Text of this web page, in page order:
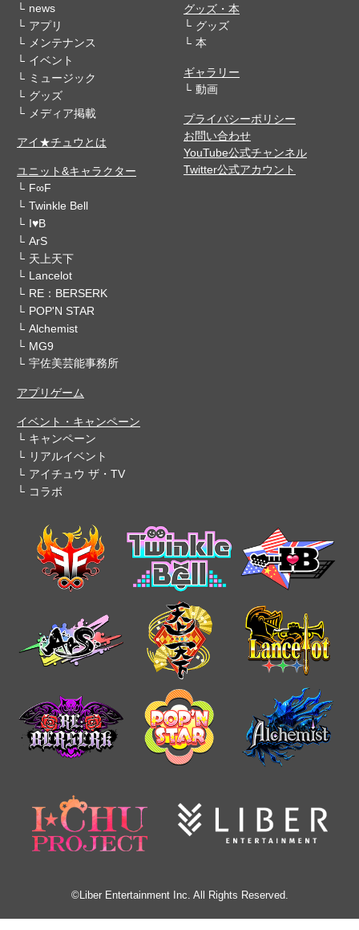
news
アプリ
メンテナンス
イベント
ミュージック
グッズ
メディア掲載
アイ★チュウとは
ユニット&キャラクター
F∞F
Twinkle Bell
I♥B
ArS
天上天下
Lancelot
RE：BERSERK
POP'N STAR
Alchemist
MG9
宇佐美芸能事務所
アプリゲーム
イベント・キャンペーン
キャンペーン
リアルイベント
アイチュウ ザ・TV
コラボ
グッズ・本
グッズ
本
ギャラリー
動画
プライバシーポリシー
お問い合わせ
YouTube公式チャンネル
Twitter公式アカウント
©Liber Entertainment Inc. All Rights Reserved.